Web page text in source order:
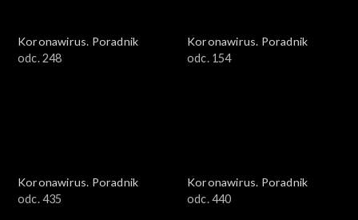
Koronawirus. Poradnik
odc. 248
Koronawirus. Poradnik
odc. 154
Koronawirus. Poradnik
odc. 435
Koronawirus. Poradnik
odc. 440